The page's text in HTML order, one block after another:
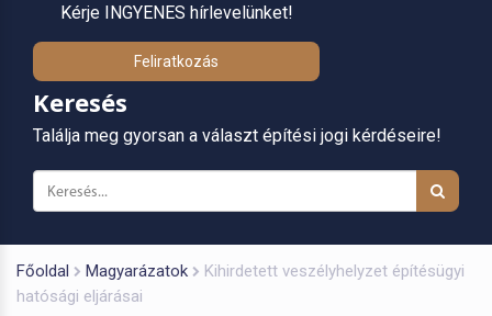
Kérje INGYENES hírlevelünket!
Feliratkozás
Keresés
Találja meg gyorsan a választ építési jogi kérdéseire!
Főoldal Magyarázatok
Kihirdetett veszélyhelyzet építésügyi
hatósági eljárásai